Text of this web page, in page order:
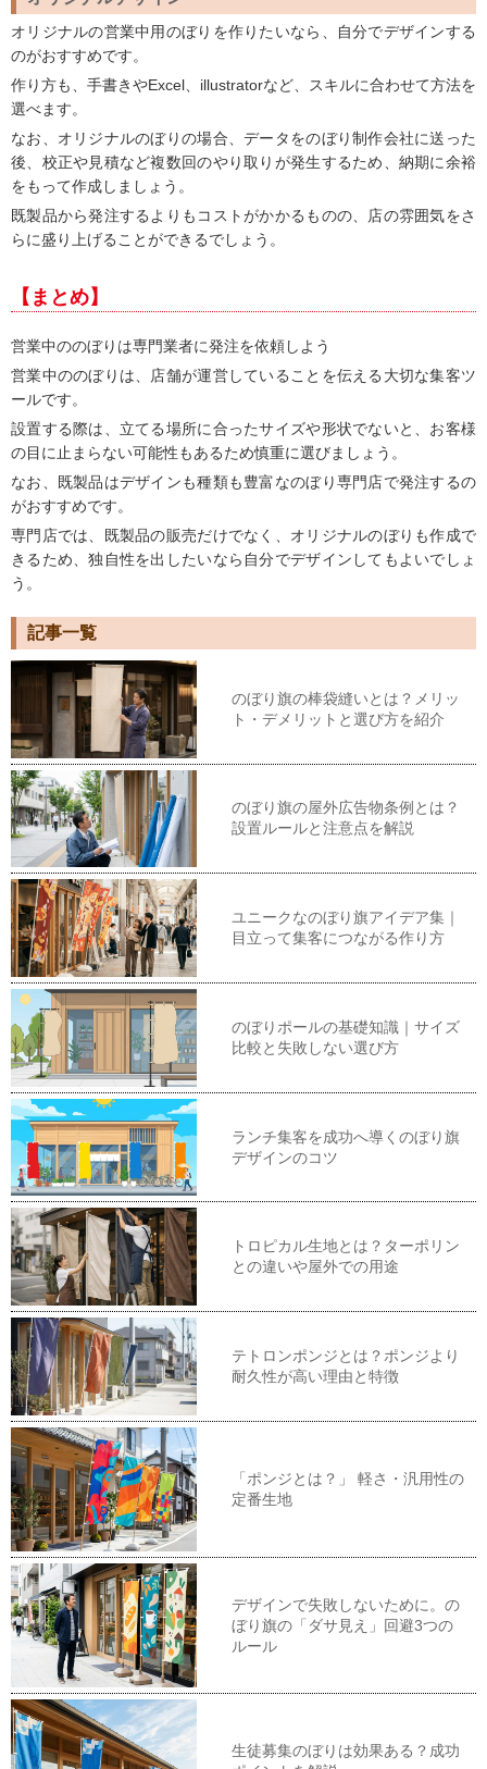
オリジナルの営業中用のぼりを作りたいなら、自分でデザインする
のがおすすめです。
作り方も、手書きやExcel、illustratorなど、スキルに合わせて方法を
選べます。
なお、オリジナルのぼりの場合、データをのぼり制作会社に送った
後、校正や見積など複数回のやり取りが発生するため、納期に余裕
をもって作成しましょう。
既製品から発注するよりもコストがかかるものの、店の雰囲気をさ
らに盛り上げることができるでしょう。
【まとめ】
営業中ののぼりは専門業者に発注を依頼しよう
営業中ののぼりは、店舗が運営していることを伝える大切な集客ツ
ールです。
設置する際は、立てる場所に合ったサイズや形状でないと、お客様
の目に止まらない可能性もあるため慎重に選びましょう。
なお、既製品はデザインも種類も豊富なのぼり専門店で発注するの
がおすすめです。
専門店では、既製品の販売だけでなく、オリジナルのぼりも作成で
きるため、独自性を出したいなら自分でデザインしてもよいでしょ
う。
記事一覧
のぼり旗の棒袋縫いとは？メリッ
ト・デメリットと選び方を紹介
のぼり旗の屋外広告物条例とは？
設置ルールと注意点を解説
ユニークなのぼり旗アイデア集｜
目立って集客につながる作り方
のぼりポールの基礎知識｜サイズ
比較と失敗しない選び方
ランチ集客を成功へ導くのぼり旗
デザインのコツ
トロピカル生地とは？ターポリン
との違いや屋外での用途
テトロンポンジとは？ポンジより
耐久性が高い理由と特徴
「ポンジとは？」 軽さ・汎用性の
定番生地
デザインで失敗しないために。の
ぼり旗の「ダサ見え」回避3つの
ルール
生徒募集のぼりは効果ある？成功